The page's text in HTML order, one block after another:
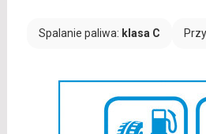
Spalanie paliwa: klasa C